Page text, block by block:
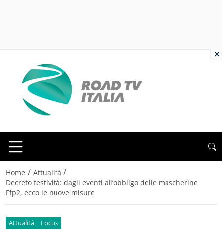
Home / Attualità /
Decreto festività: dagli eventi all’obbligo delle mascherine
Ffp2, ecco le nuove misure
Attualità Focus
×